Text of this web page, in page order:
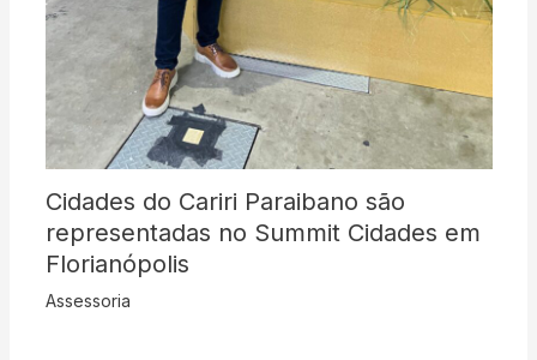
Cidades do Cariri Paraibano são
representadas no Summit Cidades em
Florianópolis
Assessoria